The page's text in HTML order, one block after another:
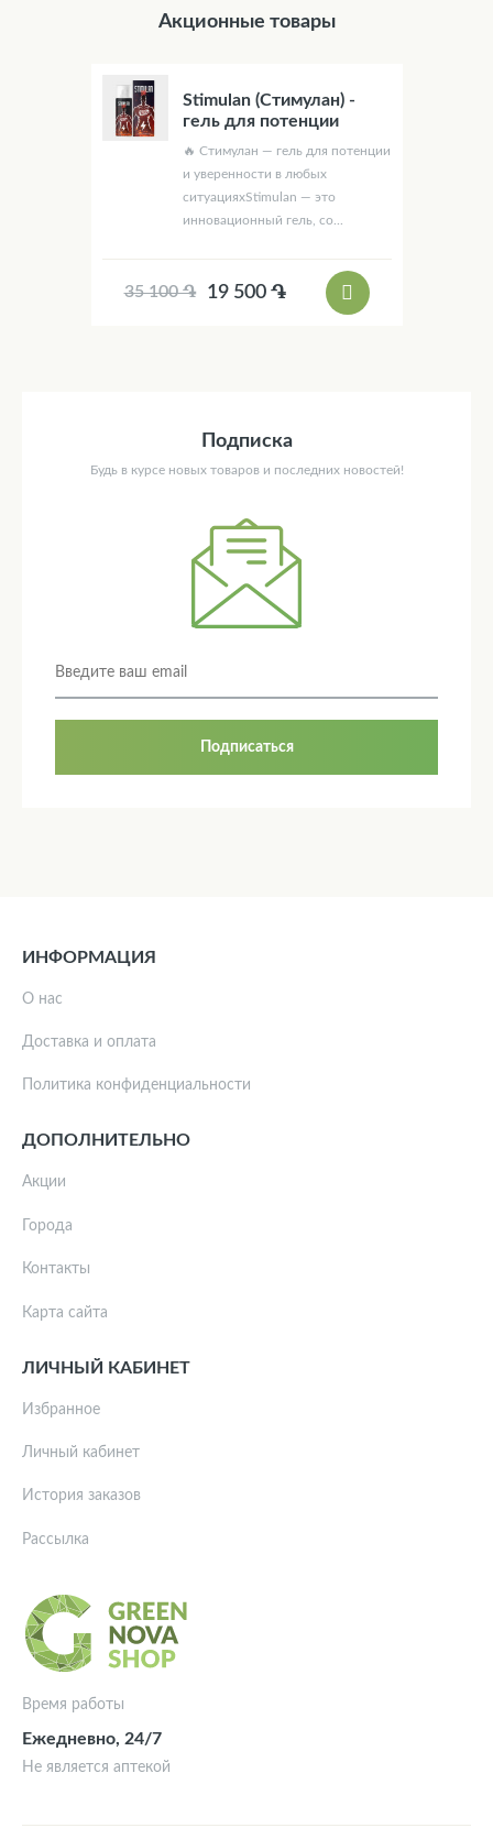
Акционные товары
Stimulan (Стимулан) -
гель для потенции
🔥 Стимулан — гель для потенции
и уверенности в любых
ситуацияхStimulan — это
инновационный гель, со...
35 100 ֏ 19 500 ֏
Подписка
Будь в курсе новых товаров и последних новостей!
Подписаться
Время работы
Ежедневно, 24/7
Не является аптекой
ИНФОРМАЦИЯ
О нас
Доставка и оплата
Политика конфиденциальности
ДОПОЛНИТЕЛЬНО
Акции
Города
Контакты
Карта сайта
ЛИЧНЫЙ КАБИНЕТ
Избранное
Личный кабинет
История заказов
Рассылка